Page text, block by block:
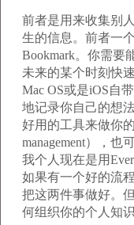
前者是用来收集别
生的信息。前者一
Bookmark。你需要
未来的某个时刻快
Mac OS或是iOS自
地记录你自己的想
好用的工具来做你
management），也
我个人现在是用
如果有一个好的流
把这两件事做好。
何组织你的个人知识